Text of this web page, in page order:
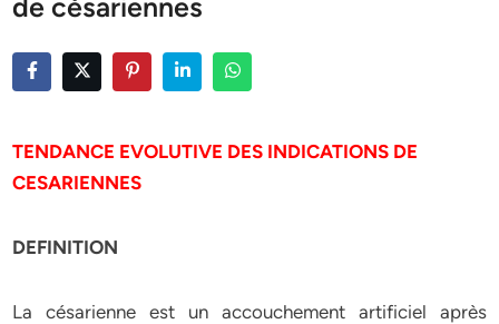
de césariennes
TENDANCE EVOLUTIVE DES INDICATIONS DE
CESARIENNES
DEFINITION
La césarienne est un accouchement artificiel après